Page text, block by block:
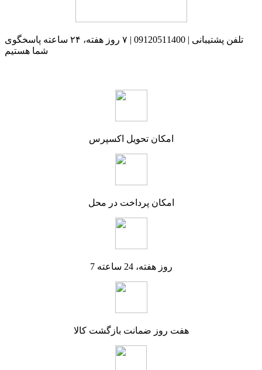
تلفن پشتیبانی | 09120511400 | ۷ روز هفته، ۲۴ ساعته پاسخگوی
شما هستیم
امکان تحویل اکسپرس
امکان پرداخت در محل
7 روز هفته، 24 ساعته
هفت روز ضمانت بازگشت کالا